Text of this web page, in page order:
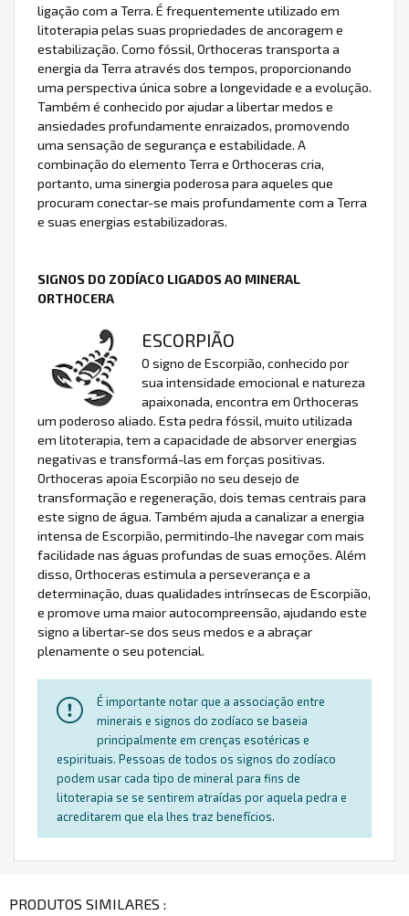
ligação com a Terra. É frequentemente utilizado em
litoterapia pelas suas propriedades de ancoragem e
estabilização. Como fóssil, Orthoceras transporta a
energia da Terra através dos tempos, proporcionando
uma perspectiva única sobre a longevidade e a evolução.
Também é conhecido por ajudar a libertar medos e
ansiedades profundamente enraizados, promovendo
uma sensação de segurança e estabilidade. A
combinação do elemento Terra e Orthoceras cria,
portanto, uma sinergia poderosa para aqueles que
procuram conectar-se mais profundamente com a Terra
e suas energias estabilizadoras.
SIGNOS DO ZODÍACO LIGADOS AO MINERAL
ORTHOCERA
ESCORPIÃO
O signo de Escorpião, conhecido por
sua intensidade emocional e natureza
apaixonada, encontra em Orthoceras
um poderoso aliado. Esta pedra fóssil, muito utilizada
em litoterapia, tem a capacidade de absorver energias
negativas e transformá-las em forças positivas.
Orthoceras apoia Escorpião no seu desejo de
transformação e regeneração, dois temas centrais para
este signo de água. Também ajuda a canalizar a energia
intensa de Escorpião, permitindo-lhe navegar com mais
facilidade nas águas profundas de suas emoções. Além
disso, Orthoceras estimula a perseverança e a
determinação, duas qualidades intrínsecas de Escorpião,
e promove uma maior autocompreensão, ajudando este
signo a libertar-se dos seus medos e a abraçar
plenamente o seu potencial.
É importante notar que a associação entre
minerais e signos do zodíaco se baseia
principalmente em crenças esotéricas e
espirituais. Pessoas de todos os signos do zodíaco
podem usar cada tipo de mineral para fins de
litoterapia se se sentirem atraídas por aquela pedra e
acreditarem que ela lhes traz benefícios.
PRODUTOS SIMILARES :